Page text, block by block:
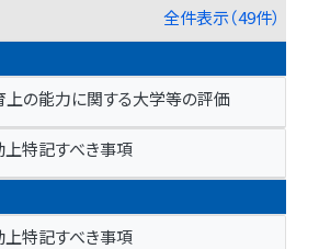
全件表示（49件）
の能力に関する大学等の評価
特記すべき事項
特記すべき事項